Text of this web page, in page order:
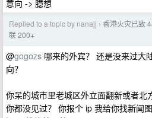
意向 -> 臆想
Replied to a topic by nanajj › 香港火灾已致
联 200+
@gogozs 哪来的外宾？ 还是没来过大
向？
你呆的城市里老城区外立面翻新或者北
你都没见过？ 你报个 ip 我给你找新闻图